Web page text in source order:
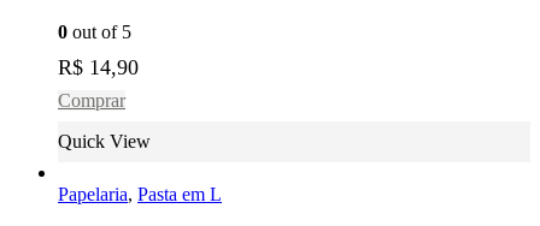
0 out of 5
R$ 14,90
Comprar
Quick View
Papelaria, Pasta em L